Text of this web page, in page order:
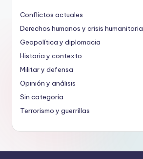
Conflictos actuales
Derechos humanos y crisis humanitaria
Geopolítica y diplomacia
Historia y contexto
Militar y defensa
Opinión y análisis
Sin categoría
Terrorismo y guerrillas